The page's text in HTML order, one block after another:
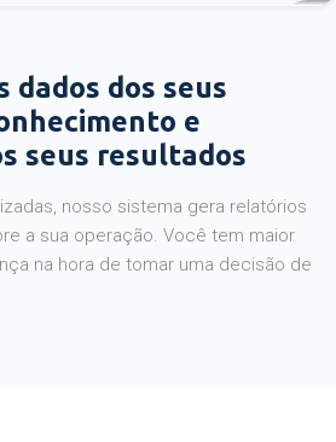
dados dos seus
e
seus resultados
nosso sistema gera relatórios
a sua operação. Você tem maior
na hora de tomar uma decisão de